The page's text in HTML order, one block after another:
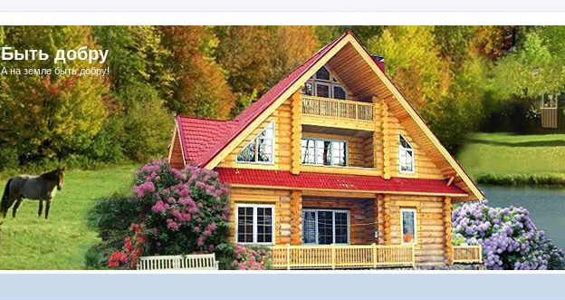
Быть добру
А на земле быть добру!